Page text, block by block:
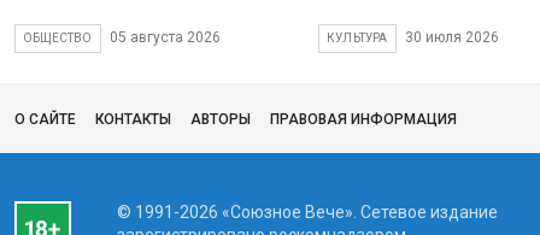
ОБЩЕСТВО 05 августа 2026 КУЛЬТУРА 30 июля 2026
О САЙТЕ КОНТАКТЫ АВТОРЫ ПРАВОВАЯ ИНФОРМАЦИЯ
© 1991-2026 «Союзное Вече». Сетевое издание